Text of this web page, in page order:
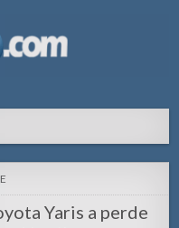
Yaris a perde